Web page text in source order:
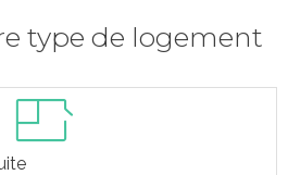
type de logement